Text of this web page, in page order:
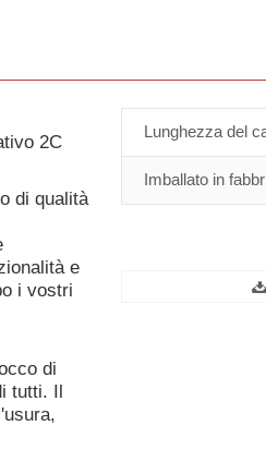
2C
di qualità
e
i vostri
di
tutti. Il
Lunghezza del
Imballato in